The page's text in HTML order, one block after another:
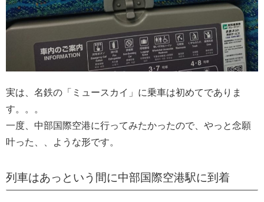
実は、名鉄の「ミュースカイ」に乗車は初めてでありま
す。。。
一度、中部国際空港に行ってみたかったので、やっと念願
叶った、、ような形です。
列車はあっという間に中部国際空港駅に到着